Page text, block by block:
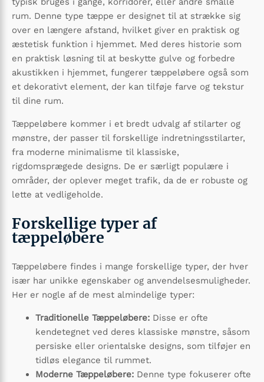
rum. Denne type tæppe er designet til at strække sig
over en længere afstand, hvilket giver en praktisk og
æstetisk funktion i hjemmet. Med deres historie som
en praktisk løsning til at beskytte gulve og forbedre
akustikken i hjemmet, fungerer tæppeløbere også som
et dekorativt element, der kan tilføje farve og tekstur
til dine rum.
Tæppeløbere kommer i et bredt udvalg af stilarter og
mønstre, der passer til forskellige indretningsstilarter,
fra moderne minimalisme til klassiske,
rigdomsprægede designs. De er særligt populære i
områder, der oplever meget trafik, da de er robuste og
lette at vedligeholde.
Forskellige typer af
tæppeløbere
Tæppeløbere findes i mange forskellige typer, der hver
især har unikke egenskaber og anvendelsesmuligheder.
Her er nogle af de mest almindelige typer:
Traditionelle Tæppeløbere: Disse er ofte
kendetegnet ved deres klassiske mønstre, såsom
persiske eller orientalske designs, som tilføjer en
tidløs elegance til rummet.
Moderne Tæppeløbere: Denne type fokuserer ofte